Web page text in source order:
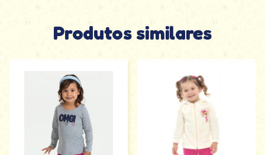
Produtos similares